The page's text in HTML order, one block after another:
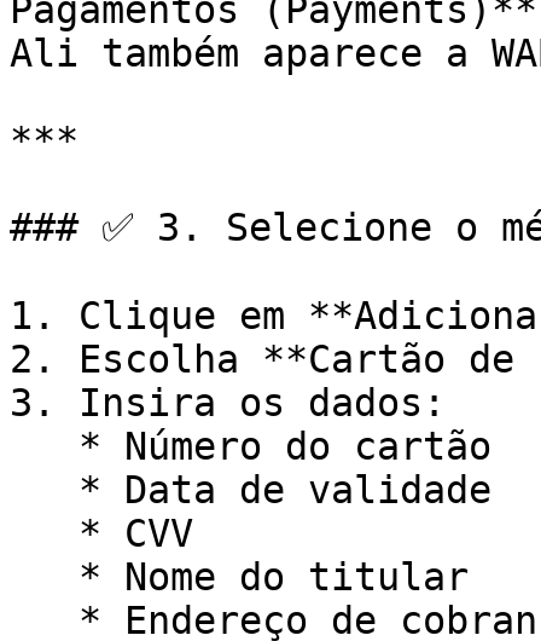
Pagamentos
Ali também aparece a
***
### ✅ 3. Selecione o
1. Clique em
2. Escolha **Cartão
3. Insira os dados: